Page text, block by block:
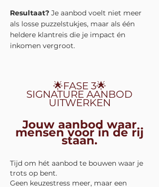
Resultaat? Je aanbod voelt niet meer
als losse puzzelstukjes, maar als één
heldere klantreis die je impact én
inkomen vergroot.
🌟FASE 3🌟
SIGNATURE AANBOD
UITWERKEN
Jouw aanbod waar
mensen voor in de rij
staan.
Tijd om hét aanbod te bouwen waar je
trots op bent.
Geen keuzestress meer, maar een